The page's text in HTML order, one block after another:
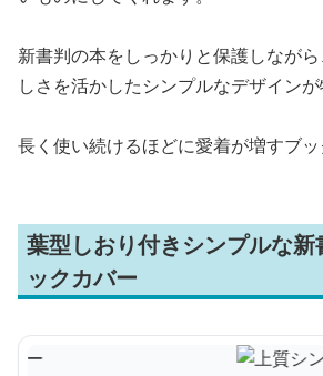
新書判の本をしっかりと保護しなが
しさを活かしたシンプルなデザインが
長く使い続けるほどに愛着が増すブッ
葉型しおり付きシンプルな
ックカバー